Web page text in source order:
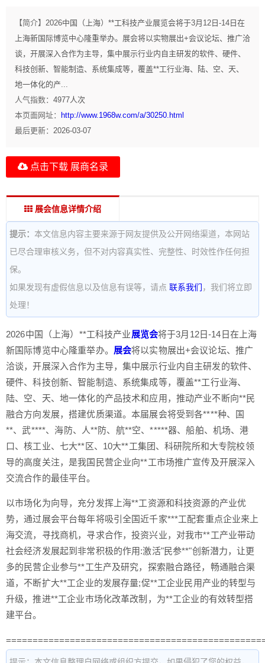
【简介】 2026中国（上海）**工科技产业展览会将于3月12日-14日在
上海新国际博览中心隆重举办。展会将以实物展出+会议论坛、推广洽
谈，开展深入合作为主导，集中展示行业内自主研发的软件、硬件、
科技创新、智能制造、系统集成等，覆盖**工行业海、陆、空、天、
地一体化的产...
人气指数： 4977人次
本页面网址：
http://www.1968w.com/a/30250.html
最后更新： 2026-03-07
点击下载 展商名录
展会信息详情介绍
提示： 本文信息内容主要来源于网友提供及公开网络渠道，本网站
已尽合理审核义务，但不对内容真实性、完整性、时效性作任何担
保。
如果发现有虚假信息以及信息有误等，请点 联系我们 ，我们将立即
处理！
2026中国（上海）**工科技产业展览会将于3月12日-14日在上海
新国际博览中心隆重举办。 展会将以实物展出+会议论坛、推广
洽谈，开展深入合作为主导，集中展示行业内自主研发的软件、
硬件、科技创新、智能制造、系统集成等，覆盖**工行业海、
陆、空、天、地一体化的产品技术和应用，推动产业不断向**民
融合方向发展，搭建优质渠道。本届展会将受到各****种、国
**、武****、海防、人**防、航**空、*****器、船舶、机场、港
口、核工业、七大**区、10大**工集团、科研院所和大专院校领
导的高度关注，是我国民营企业向**工市场推广宣传及开展深入
交流合作的最佳平台。
以市场化为向导，充分发挥上海**工资源和科技资源的产业优
势，通过展会平台每年将吸引全国近千家***工配套重点企业来上
海交流，寻找商机，寻求合作，投资兴业，对我市**工产业带动
社会经济发展起到非常积极的作用:激活"民参**"创新潜力，让更
多的民营企业参与**工生产及研究，探索融合路径，畅通融合渠
道，不断扩大**工企业的发展存量;促**工企业民用产业的转型与
升级，推进**工企业市场化改革改制，为**工企业的有效转型搭
建平台。